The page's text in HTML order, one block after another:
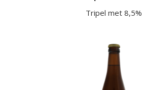
Tripel met 8,5%